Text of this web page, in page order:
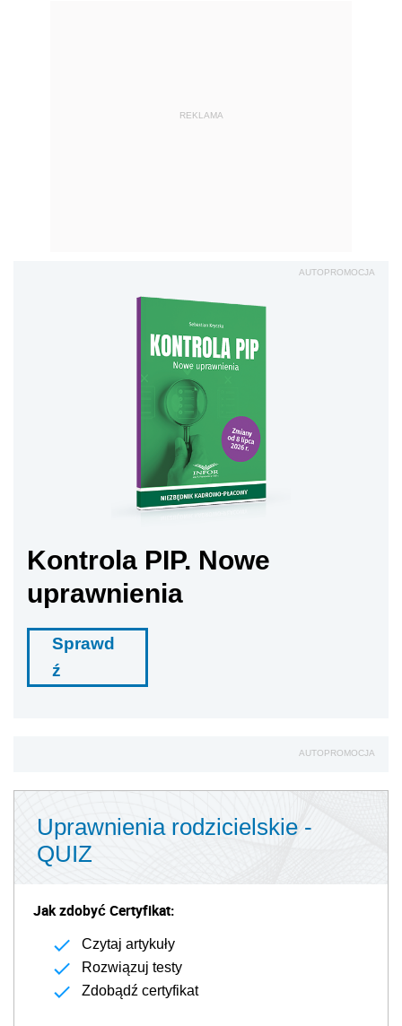
REKLAMA
AUTOPROMOCJA
Kontrola PIP. Nowe
uprawnienia
Sprawd
ź
AUTOPROMOCJA
Uprawnienia rodzicielskie -
QUIZ
Jak zdobyć Certyfikat:
Czytaj artykuły
Rozwiązuj testy
Zdobądź certyfikat